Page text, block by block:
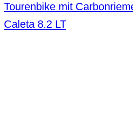
Tourenbike mit
Caleta 8.2 LT